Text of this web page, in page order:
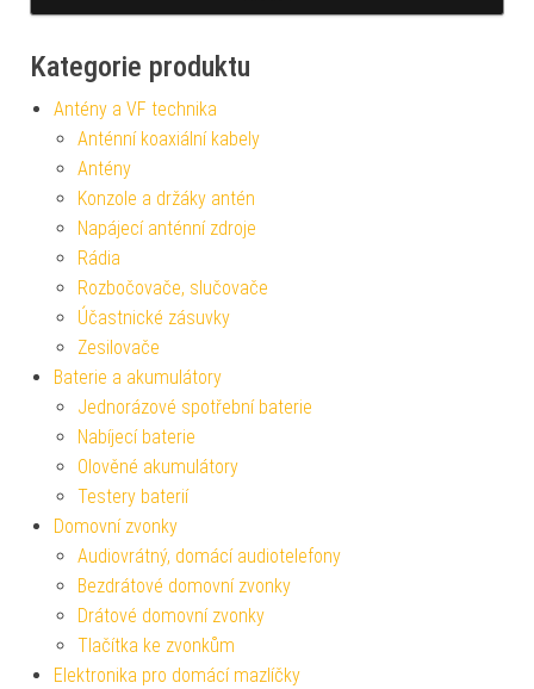
Kategorie produktu
Antény a VF technika
Anténní koaxiální kabely
Antény
Konzole a držáky antén
Napájecí anténní zdroje
Rádia
Rozbočovače, slučovače
Účastnické zásuvky
Zesilovače
Baterie a akumulátory
Jednorázové spotřební baterie
Nabíjecí baterie
Olověné akumulátory
Testery baterií
Domovní zvonky
Audiovrátný, domácí audiotelefony
Bezdrátové domovní zvonky
Drátové domovní zvonky
Tlačítka ke zvonkům
Elektronika pro domácí mazlíčky